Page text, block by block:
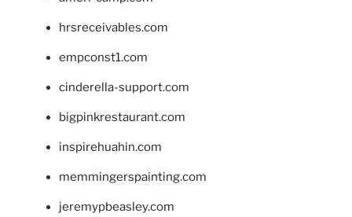
hrsreceivables.com
empconst1.com
cinderella-support.com
bigpinkrestaurant.com
inspirehuahin.com
memmingerspainting.com
jeremypbeasley.com